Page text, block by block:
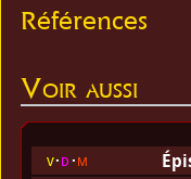
Références
Voir aussi
v d m